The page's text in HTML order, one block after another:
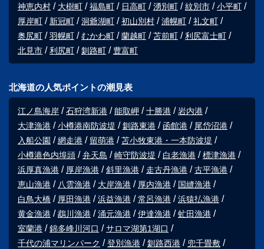
神恵内村
大樹町 福島町 日高町 湧別町 紋別市
小平町
厚岸町
新冠町 洞爺湖町 初山別村 浦幌町
礼文町
奥尻町
羽幌町 むかわ町 蘭越町 苫前町
利尻富士町
北見市
利尻町 釧路町 豊富町
北海道の人気ポイントの潮見表
江ノ島海岸 石狩湾新港 能取岬 十勝港
岩内港
大津漁港
小樽港南防波堤 釧路東港 函館港
尾岱沼港
入船公園
網走港 留萌港
苫小牧東港・一本防波堤
小樽港色内埠頭
弁天島 崎守防波堤 白老漁港
標津漁港
浜厚真漁港
厚岸漁港 斜里漁港 走古丹漁港
古平漁港
恵山漁港
八雲漁港 大岸漁港 厚内漁港
国縫漁港
白鳥大橋
厚田漁港 浜益漁港 常呂漁港
浜猿払漁港
黄金漁港
鵡川漁港 涌元漁港 伊達漁港
虻田漁港
室蘭港
錦多峰川河口
サロマ湖第1湖口
千代の浦マリンパーク
登別漁港 釧路西港
兜千畳敷